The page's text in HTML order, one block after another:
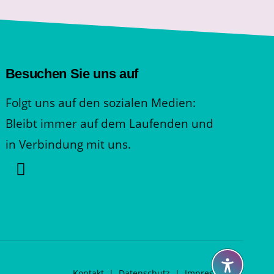
Besuchen Sie uns auf
Folgt uns auf den sozialen Medien:
Bleibt immer auf dem Laufenden und
in Verbindung mit uns.